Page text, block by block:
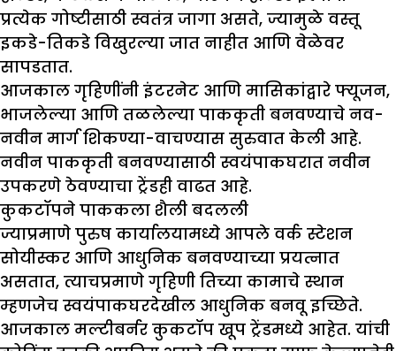
प्रत्येक गोष्टीसाठी स्वतंत्र जागा असते, ज्यामुळे वस्तू
इकडे-तिकडे विखुरल्या जात नाहीत आणि वेळेवर
सापडतात.
आजकाल गृहिणींनी इंटरनेट आणि मासिकांद्वारे फ्यूजन,
भाजलेल्या आणि तळलेल्या पाककृती बनवण्याचे नव-
नवीन मार्ग शिकण्या-वाचण्यास सुरुवात केली आहे.
नवीन पाककृती बनवण्यासाठी स्वयंपाकघरात नवीन
उपकरणे ठेवण्याचा ट्रेंडही वाढत आहे.
कुकटॉपने पाककला शैली बदलली
ज्याप्रमाणे पुरुष कार्यालयामध्ये आपले वर्क स्टेशन
सोयीस्कर आणि आधुनिक बनवण्याच्या प्रयत्नात
असतात, त्याचप्रमाणे गृहिणी तिच्या कामाचे स्थान
म्हणजेच स्वयंपाकघरदेखील आधुनिक बनवू इच्छिते.
आजकाल मल्टीबर्नर कुकटॉप खूप ट्रेंडमध्ये आहेत. यांची